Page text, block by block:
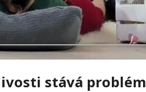
stává problém